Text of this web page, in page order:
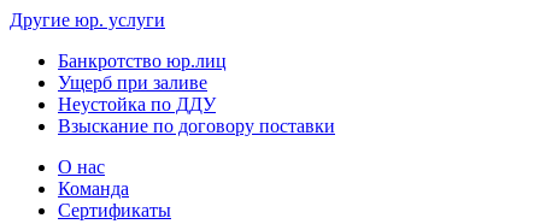
Другие юр. услуги
Банкротство юр.лиц
Ущерб при заливе
Неустойка по ДДУ
Взыскание по договору поставки
О нас
Команда
Сертификаты